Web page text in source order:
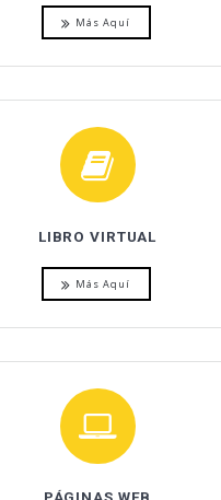
Más Aquí
LIBRO VIRTUAL
Más Aquí